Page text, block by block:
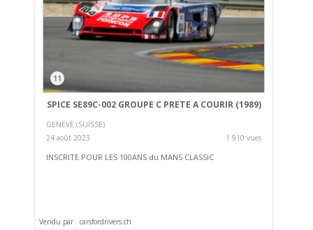
11
SPICE SE89C-002 GROUPE C PRETE A COURIR (1989)
GENEVE (SUISSE)
24 août 2023
1 910 vues
INSCRITE POUR LES 100ANS du MANS CLASSIC
Vendu par : carsfordrivers.ch